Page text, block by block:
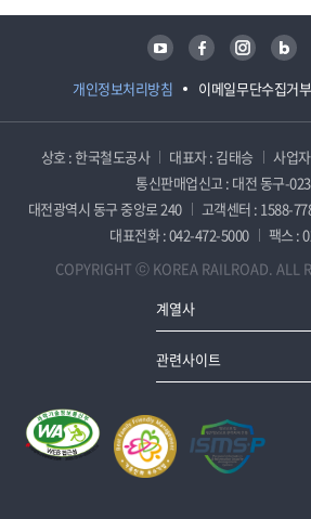
개인정보처리방침 이메일무단수집거부
유튜브 페이스북 인스타그램 블로그
상호 : 한국철도공사 대표자 : 김태승
사업
통신판매업신고 : 대전 동구-
대전광역시 동구 중앙로 240
고객센터 : 1588-
대표전화 : 042-472-5000
팩스 :
COPYRIGHT ⓒ KOREA RAILROAD. ALL
계열사
관련사이트